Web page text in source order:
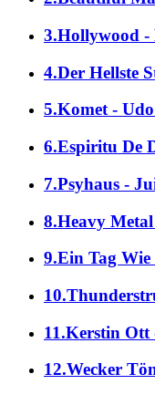
3.Hollywood -
4.Der Hellste
5.Komet -
6.Espiritu De
7.Psyhaus -
8.Heavy
9.Ein Tag
11.Kerstin Ott
12.Wecker